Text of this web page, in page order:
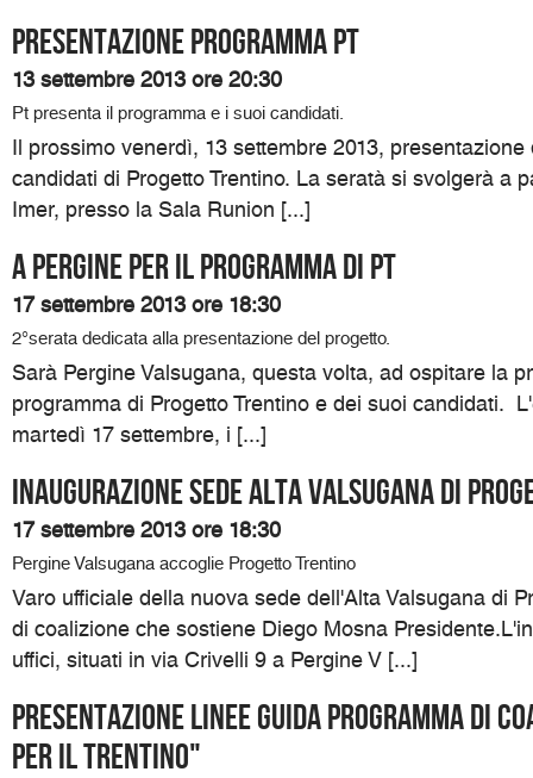
Presentazione programma Pt
13 settembre 2013 ore 20:30
Pt presenta il programma e i suoi candidati.
Il prossimo venerdì, 13 settembre 2013,
candidati di Progetto Trentino. La seratà si svolgerà a
Imer, presso la Sala Runion [...]
A Pergine per il programma di Pt
17 settembre 2013 ore 18:30
2°serata dedicata alla presentazione del progetto.
Sarà Pergine Valsugana, questa volta, ad ospitare la
programma di Progetto Trentino e dei suoi candidati.
martedì 17 settembre, i [...]
Inaugurazione sede Alta Valsugana di
17 settembre 2013 ore 18:30
Pergine Valsugana accoglie Progetto Trentino
Varo ufficiale della nuova sede dell'Alta Valsugana di
di coalizione che sostiene Diego Mosna
uffici, situati in via Crivelli 9 a Pergine V [...]
Presentazione linee guida programma di
per il Trentino"